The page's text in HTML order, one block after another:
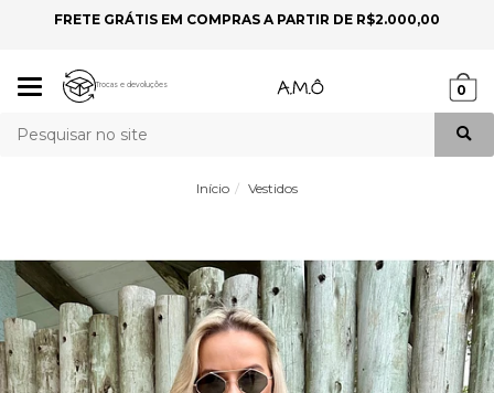
FRETE GRÁTIS EM COMPRAS A PARTIR DE R$2.000,00
Mudar
Trocas e devoluções 0
Início Vestidos